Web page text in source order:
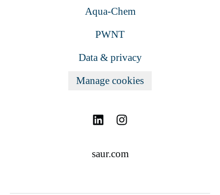
Aqua-Chem
PWNT
Data & privacy
Manage cookies
saur.com